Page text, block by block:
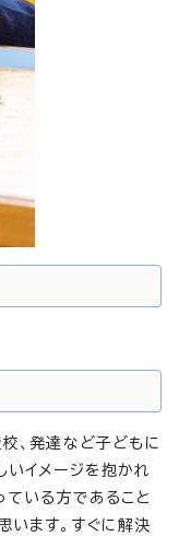
、発達など子どもに
いイメージを抱かれ
ている方であること
います。すぐに解決